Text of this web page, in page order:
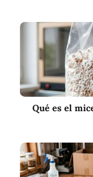
Qué es el